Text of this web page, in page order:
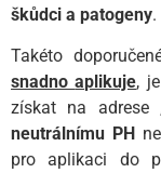
škůdci a patogeny.
Takéto
snadnoaplikuje, je
získat na adrese
neutrálnímu PH
pro aplikaci do